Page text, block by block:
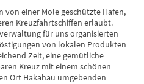
von einer Mole geschützte Hafen,
Kreuzfahrtschiffen erlaubt.
für uns organisierten
von lokalen Produkten
Zeit, eine gemütliche
Kreuz mit einem schönen
Ort Hakahau umgebenden